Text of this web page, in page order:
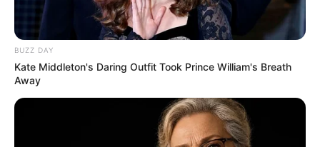
BUZZ DAY
Kate Middleton's Daring Outfit Took Prince William's Breath
Away